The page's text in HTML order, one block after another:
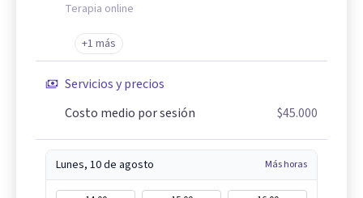
Terapia online
+1 más
Servicios y precios
Costo medio por sesión
$45.000
Lunes, 10 de agosto Más horas